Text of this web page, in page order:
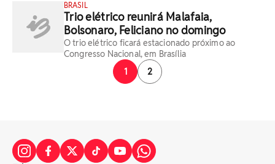
BRASIL
Trio elétrico reunirá Malafaia,
Bolsonaro, Feliciano no domingo
O trio elétrico ficará estacionado próximo ao
Congresso Nacional, em Brasília
1
2